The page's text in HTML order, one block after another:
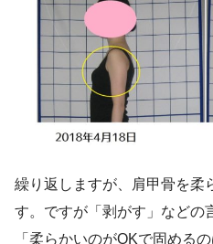
繰り返しますが、肩甲骨を柔
す。ですが「剥がす」などの
「柔らかいのがOKで固める